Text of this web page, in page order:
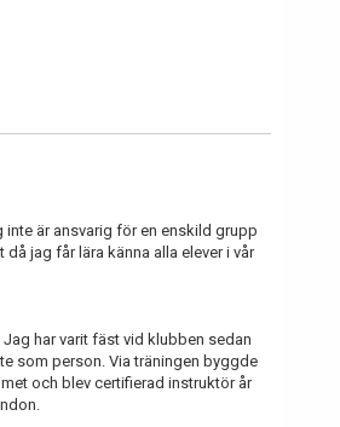
är ansvarig för en enskild grupp
jag får lära känna alla elever i vår
har varit fäst vid klubben sedan
som person. Via träningen byggde
och blev certifierad instruktör år